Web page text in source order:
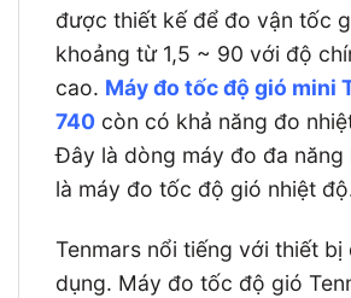
được thiết kế để đo vận tốc
khoảng từ 1,5 ~ 90 với độ
cao. Máy đo tốc độ gió mini
740 còn có khả năng đo
Đây là dòng máy đo đa năng
là máy đo tốc độ gió nhiệt
Tenmars nổi tiếng với thiết bị
dụng. Máy đo tốc độ gió